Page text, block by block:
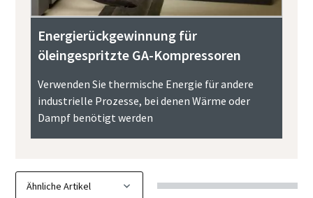
Energierückgewinnung für
öleingespritzte GA-Kompressoren
Verwenden Sie thermische Energie für andere
industrielle Prozesse, bei denen Wärme oder
Dampf benötigt werden